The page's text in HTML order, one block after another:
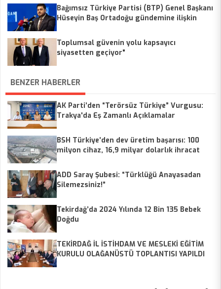
Bağımsız Türkiye Partisi (BTP) Genel Başkanı
Hüseyin Baş Ortadoğu gündemine ilişkin
Toplumsal güvenin yolu kapsayıcı
siyasetten geçiyor"
BENZER HABERLER
AK Parti’den “Terörsüz Türkiye” Vurgusu:
Trakya'da Eş Zamanlı Açıklamalar
BSH Türkiye’den dev üretim başarısı: 100
milyon cihaz, 16,9 milyar dolarlık ihracat
ADD Saray Şubesi: “Türklüğü Anayasadan
Silemezsiniz!”
Tekirdağ’da 2024 Yılında 12 Bin 135 Bebek
Doğdu
TEKİRDAĞ İL İSTİHDAM VE MESLEKİ EĞİTİM
KURULU OLAĞANÜSTÜ TOPLANTISI YAPILDI